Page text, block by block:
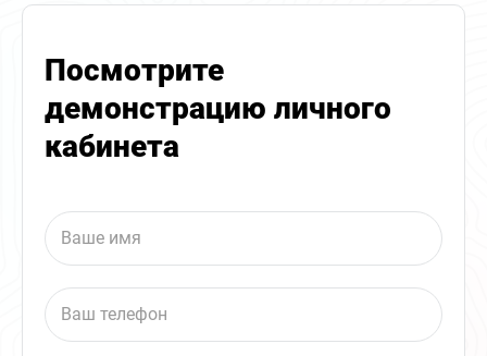
Посмотрите
демонстрацию личного
кабинета